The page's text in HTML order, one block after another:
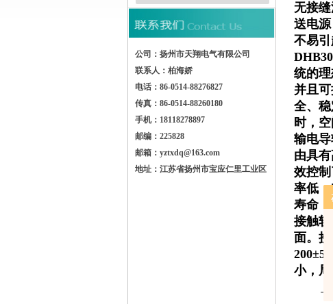
公司：扬州市天翔电气有限公司
联系人：柏海娇
电话：86-0514-88276827
传真：86-0514-88260180
手机：18118278897
邮编：225828
邮箱：yztxdq@163.com
地址：江苏省扬州市宝应仁里工业区
无接
送电
不易引
统的
并且
全、
时，
输电
由具
效控
率低
寿命
接触
面。
小，
上